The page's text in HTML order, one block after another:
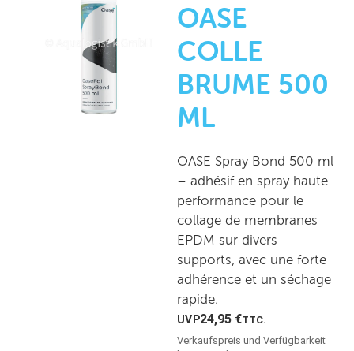
OASE
COLLE
BRUME 500
ML
OASE Spray Bond 500 ml
– adhésif en spray haute
performance pour le
collage de membranes
EPDM sur divers
supports, avec une forte
adhérence et un séchage
rapide.
24,95 €TTC.